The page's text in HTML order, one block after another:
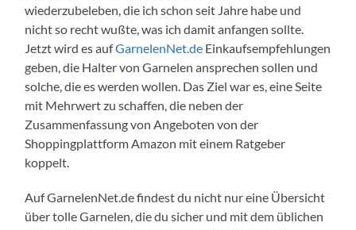
wiederzubeleben, die ich schon seit Jahre habe und
nicht so recht wußte, was ich damit anfangen sollte.
Jetzt wird es aufGarnelenNet.de Einkaufsempfehlungen
geben, die Halter von Garnelen ansprechen sollen und
solche, die es werden wollen. Das Ziel war es, eine Seite
mit Mehrwert zu schaffen, die neben der
Zusammenfassung von Angeboten von der
Shoppingplattform Amazon mit einem Ratgeber
koppelt.
Auf GarnelenNet.de findest du nicht nur eine Übersicht
über tolle Garnelen, die du sicher und mit dem üblichen